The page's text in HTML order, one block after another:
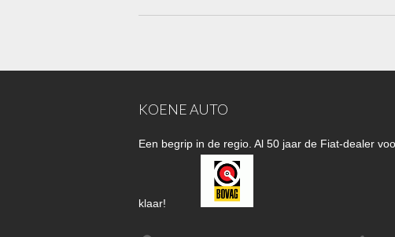
KOENE AUTO
Een begrip in de regio. Al 50 jaar de Fiat-dealer
klaar!